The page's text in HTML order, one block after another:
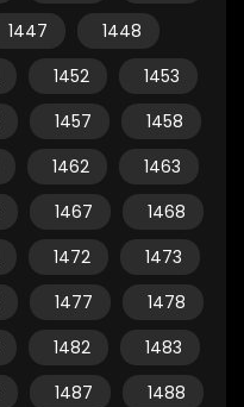
1447
1448
1452
1453
1457
1458
1462
1463
1467
1468
1472
1473
1477
1478
1482
1483
1487
1488